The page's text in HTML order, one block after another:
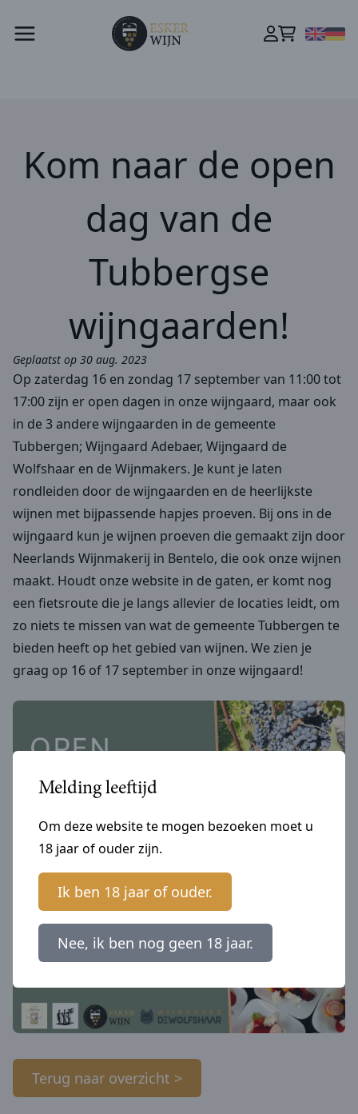
Kom naar de open
dag van de
Tubbergse
wijngaarden!
Geplaatst op 30 aug. 2023
Op zaterdag 16 en zondag 17 september van 11:00 tot
17:00 zijn er open dagen in onze wijngaard, maar ook
in de 3 andere wijngaarden in de gemeente
Tubbergen; Wijngaard Adebaer, Wijngaard de
Wolfshaar en de Wijnmakers. Je kunt je laten
rondleiden door de wijngaarden en de heerlijkste
wijnen met bijpassende hapjes proeven. Bij ons in de
wijngaard kun je wijnen proeven die gemaakt zijn door
Neerlands Wijnmakerij in Bentelo, die ook onze wijnen
maakt. Houdt onze website in de gaten, er komt nog
een fietsroute die je langs allevier de locaties leidt, om
zo niets te missen van wat de gemeente Tubbergen te
bieden heeft op het gebied van wijnen. We zien je
graag op 16 of 17 september in onze wijngaard!
Terug naar overzicht >
Melding leeftijd
Om deze website te mogen bezoeken moet u
18 jaar of ouder zijn.
Ik ben 18 jaar of ouder.
Nee, ik ben nog geen 18 jaar.